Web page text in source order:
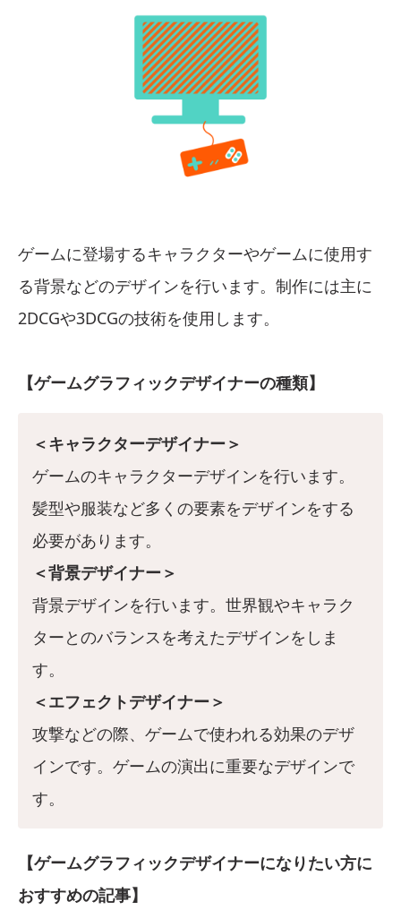
ゲームに登場するキャラクターやゲームに使用す
る背景などのデザインを行います。制作には主に
2DCGや3DCGの技術を使用します。
【ゲームグラフィックデザイナーの種類】
＜キャラクターデザイナー＞
ゲームのキャラクターデザインを行います。
髪型や服装など多くの要素をデザインをする
必要があります。
＜背景デザイナー＞
背景デザインを行います。世界観やキャラク
ターとのバランスを考えたデザインをしま
す。
＜エフェクトデザイナー＞
攻撃などの際、ゲームで使われる効果のデザ
インです。ゲームの演出に重要なデザインで
す。
【ゲームグラフィックデザイナーになりたい方に
おすすめの記事】